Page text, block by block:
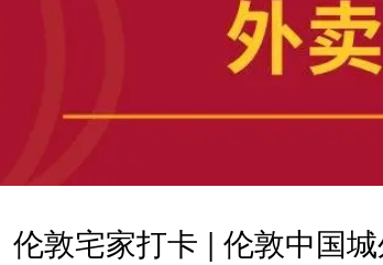
伦敦宅家打卡 | 伦敦中国